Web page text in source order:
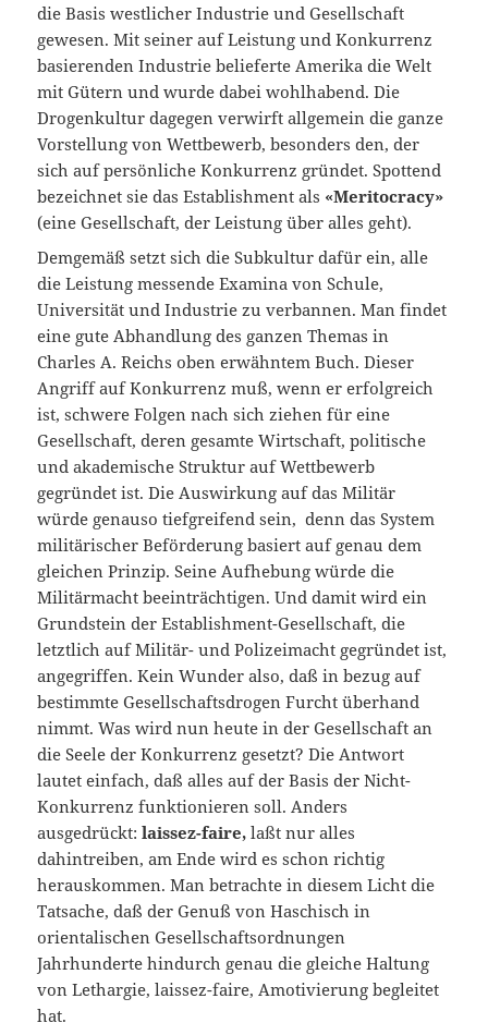
die Basis westlicher Industrie und Gesellschaft
gewesen. Mit seiner auf Leistung und Konkurrenz
basierenden Industrie belieferte Amerika die Welt
mit Gütern und wurde dabei wohlhabend. Die
Drogenkultur dagegen verwirft allgemein die ganze
Vorstellung von Wettbewerb, besonders den, der
sich auf persönliche Konkurrenz gründet. Spottend
bezeichnet sie das Establishment als «Meritocracy»
(eine Gesellschaft, der Leistung über alles geht).
Demgemäß setzt sich die Subkultur dafür ein, alle
die Leistung messende Examina von Schule,
Universität und Industrie zu verbannen. Man findet
eine gute Abhandlung des ganzen Themas in
Charles A. Reichs oben erwähntem Buch. Dieser
Angriff auf Konkurrenz muß, wenn er erfolgreich
ist, schwere Folgen nach sich ziehen für eine
Gesellschaft, deren gesamte Wirtschaft, politische
und akademische Struktur auf Wettbewerb
gegründet ist. Die Auswirkung auf das Militär
würde genauso tiefgreifend sein, denn das System
militärischer Beförderung basiert auf genau dem
gleichen Prinzip. Seine Aufhebung würde die
Militärmacht beeinträchtigen. Und damit wird ein
Grundstein der Establishment-Gesellschaft, die
letztlich auf Militär- und Polizeimacht gegründet ist,
angegriffen. Kein Wunder also, daß in bezug auf
bestimmte Gesellschaftsdrogen Furcht überhand
nimmt. Was wird nun heute in der Gesellschaft an
die Seele der Konkurrenz gesetzt? Die Antwort
lautet einfach, daß alles auf der Basis der Nicht-
Konkurrenz funktionieren soll. Anders
ausgedrückt:laissez-faire, laßt nur alles
dahintreiben, am Ende wird es schon richtig
herauskommen. Man betrachte in diesem Licht die
Tatsache, daß der Genuß von Haschisch in
orientalischen Gesellschaftsordnungen
Jahrhunderte hindurch genau die gleiche Haltung
von Lethargie, laissez-faire, Amotivierung begleitet
hat.